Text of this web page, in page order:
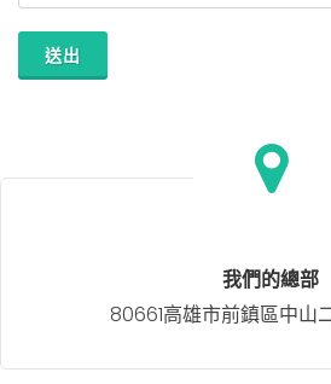
送出
我們的總部
80661高雄市前鎮區中山